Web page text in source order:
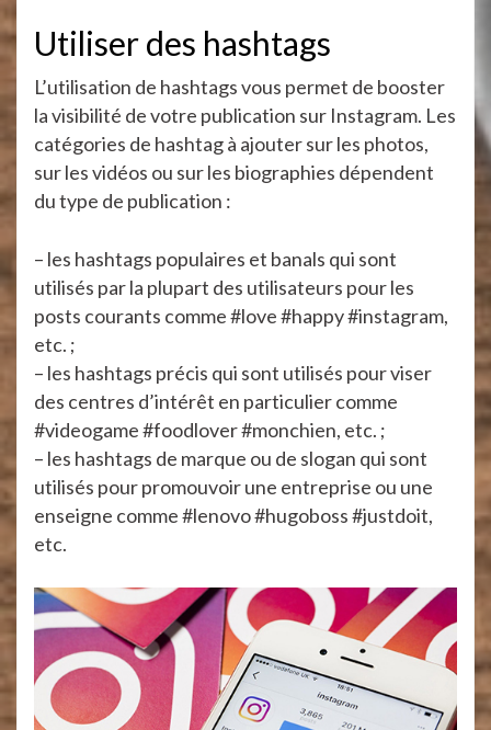
Utiliser des hashtags
L’utilisation de hashtags vous permet de booster
la visibilité de votre publication sur Instagram. Les
catégories de hashtag à ajouter sur les photos,
sur les vidéos ou sur les biographies dépendent
du type de publication :
– les hashtags populaires et banals qui sont
utilisés par la plupart des utilisateurs pour les
posts courants comme #love #happy #instagram,
etc. ;
– les hashtags précis qui sont utilisés pour viser
des centres d’intérêt en particulier comme
#videogame #foodlover #monchien, etc. ;
– les hashtags de marque ou de slogan qui sont
utilisés pour promouvoir une entreprise ou une
enseigne comme #lenovo #hugoboss #justdoit,
etc.